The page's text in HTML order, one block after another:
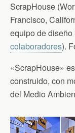
ScrapHouse
Francisco,
equipo de
colaboradores).
«ScrapHouse»
construido, con
del Medio